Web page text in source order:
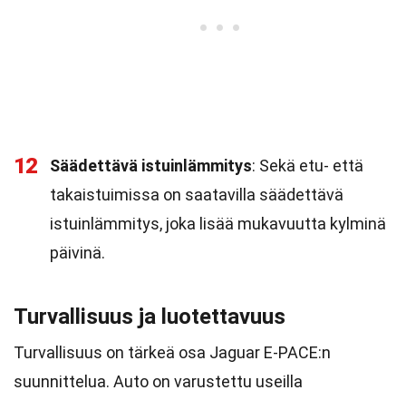
12 Säädettävä istuinlämmitys: Sekä etu- että
takaistuimissa on saatavilla säädettävä
istuinlämmitys, joka lisää mukavuutta kylminä
päivinä.
Turvallisuus ja luotettavuus
Turvallisuus on tärkeä osa Jaguar E-PACE:n
suunnittelua. Auto on varustettu useilla